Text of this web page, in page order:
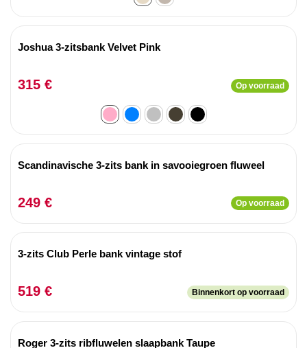
Joshua 3-zitsbank Velvet Pink
315 € Op voorraad
Scandinavische 3-zits bank in savooiegroen fluweel
249 € Op voorraad
3-zits Club Perle bank vintage stof
519 € Binnenkort op voorraad
Roger 3-zits ribfluwelen slaapbank Taupe